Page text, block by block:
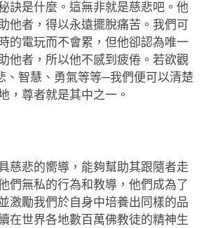
訣是什麼。這無非就是慈悲吧。他
他者，得以永遠擺脫痛苦。我們可
的電玩而不會累，但他卻認為唯一
他者，所以他不感到疲倦。若欲觀
、智慧、勇氣等等─我們便可以清楚
，尊者就是其中之一。
慈悲的嚮導，能夠幫助其跟隨者走
們無私的行為和教導，他們成為了
激勵我們於自身中培養出同樣的品
在世界各地數百萬佛教徒的精神生